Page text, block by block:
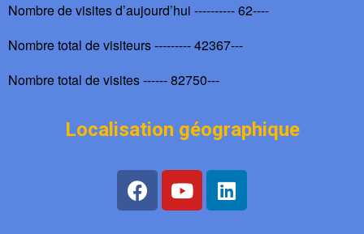
Nombre de visites d’aujourd’hui ---------- 62----
Nombre total de visiteurs --------- 42367---
Nombre total de visites ------ 82750---
Localisation géographique